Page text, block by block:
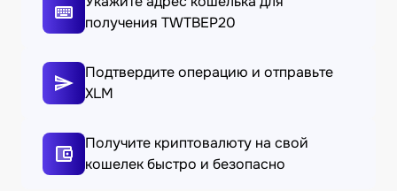
получения TWTBEP20
Подтвердите операцию и отправьте
XLM
Получите криптовалюту на свой
кошелек быстро и безопасно